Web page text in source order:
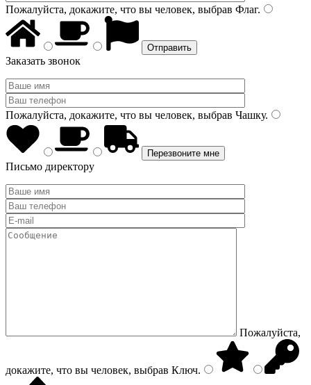
Пожалуйста, докажите, что вы человек, выбрав Флаг.
Заказать звонок
Пожалуйста, докажите, что вы человек, выбрав Чашку.
Письмо директору
Пожалуйста,
докажите, что вы человек, выбрав Ключ.